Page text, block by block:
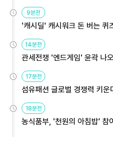
9분전
'캐시딜' 캐시워크 돈 버는 퀴
14분전
관세전쟁 '엔드게임' 윤곽 나
용해야
17분전
섬유패션 글로벌 경쟁력 키
원
18분전
농식품부, '천원의 아침밥'